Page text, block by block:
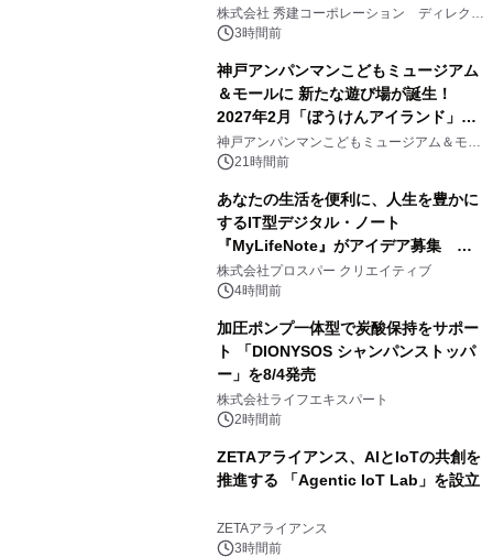
大興奮が今甦る
株式会社 秀建コーポレーション ディレクト
アートギャラリー
3時間前
神戸アンパンマンこどもミュージアム
＆モールに 新たな遊び場が誕生！
2027年2月「ぼうけんアイランド」が
オープン
神戸アンパンマンこどもミュージアム＆モー
ル 21時間前
あなたの生活を便利に、人生を豊かに
するIT型デジタル・ノート
『MyLifeNote』がアイデア募集 優
秀賞100名に1年間無償試用
株式会社プロスパー クリエイティブ
4時間前
加圧ポンプ一体型で炭酸保持をサポー
ト 「DIONYSOS シャンパンストッパ
ー」を8/4発売
株式会社ライフエキスパート
2時間前
ZETAアライアンス、AIとIoTの共創を
推進する 「Agentic IoT Lab」を設立
ZETAアライアンス
3時間前